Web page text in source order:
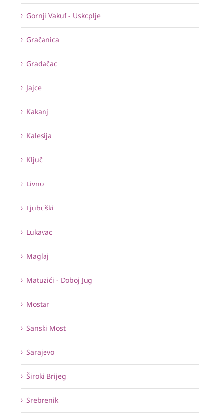
Gornji Vakuf - Uskoplje
Gračanica
Gradačac
Jajce
Kakanj
Kalesija
Ključ
Livno
Ljubuški
Lukavac
Maglaj
Matuzići - Doboj Jug
Mostar
Sanski Most
Sarajevo
Široki Brijeg
Srebrenik